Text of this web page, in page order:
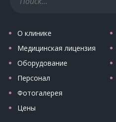
О клинике
Медицинская лицензия
Оборудование
Персонал
Фотогалерея
Цены